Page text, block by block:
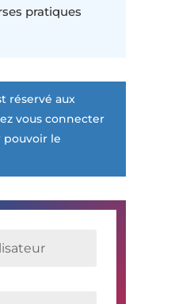
pratiques
réservé aux
vous connecter
le